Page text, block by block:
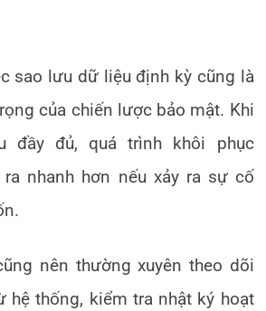
sao lưu dữ liệu định kỳ cũng là
của chiến lược bảo mật. Khi
đầy đủ, quá trình khôi phục
nhanh hơn nếu xảy ra sự cố
nên thường xuyên theo dõi
hệ thống, kiểm tra nhật ký hoạt